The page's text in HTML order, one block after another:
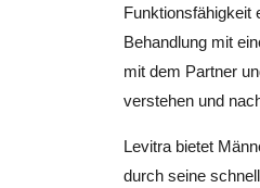
Funktionsfähigkeit
Behandlung mit
mit dem Partner
verstehen und
Levitra bietet
durch seine